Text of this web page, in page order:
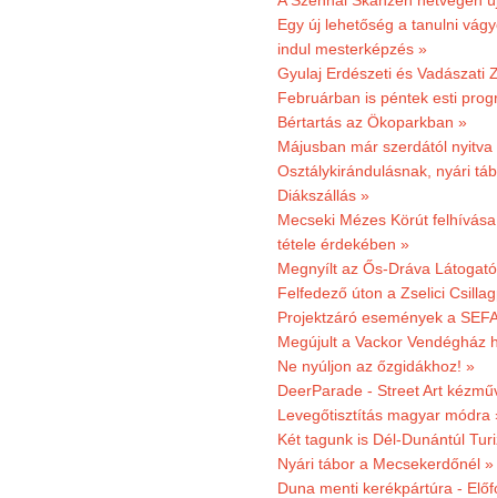
Egy új lehetőség a tanulni
indul mesterképzés »
Gyulaj Erdészeti és Vadászati
Februárban is péntek esti
Bértartás az Ökoparkban »
Májusban már szerdától
Osztálykirándulásnak, nyári
Diákszállás »
Mecseki Mézes Körút
tétele érdekében »
Megnyílt az Ős-Dráva
Felfedező úton a Zselici
Projektzáró események a
Megújult a Vackor Vendégház
Ne nyúljon az őzgidákhoz! »
DeerParade - Street Art
Levegőtisztítás magyar módra
Két tagunk is Dél-Dunántúl
Nyári tábor a Mecsekerdőnél »
Duna menti kerékpártúra -